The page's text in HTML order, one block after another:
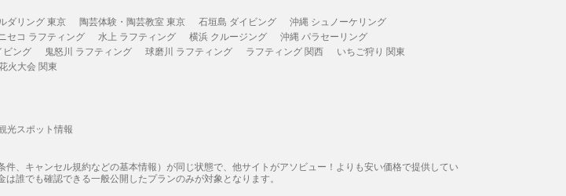
ダリング 東京 陶芸体験・陶芸教室 東京 石垣島 ダイビング
沖縄 シュノーケリング
ニセコ ラフティング 水上 ラフティング 横浜 クルージング
沖縄 パラセーリング
ビング 鬼怒川 ラフティング 球磨川 ラフティング ラフティング 関西
いちご狩り 関東
火大会 関東
光スポット情報
、キャンセル規約などの基本情報）が同じ状態で、他サイトがアソビュー！よりも安い価格で提供してい
誰でも確認できる一般公開したプランのみが対象となります。